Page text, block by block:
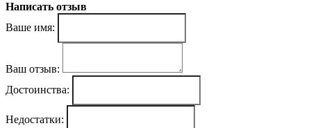
Написать отзыв
Ваше имя:
Ваш отзыв:
Достоинства:
Недостатки: